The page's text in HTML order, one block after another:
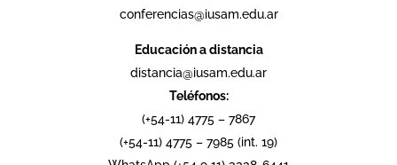
conferencias@iusam.edu.ar
Educación a distancia
distancia@iusam.edu.ar
Teléfonos:
(+54-11) 4775 – 7867
(+54-11) 4775 – 7985 (int. 19)